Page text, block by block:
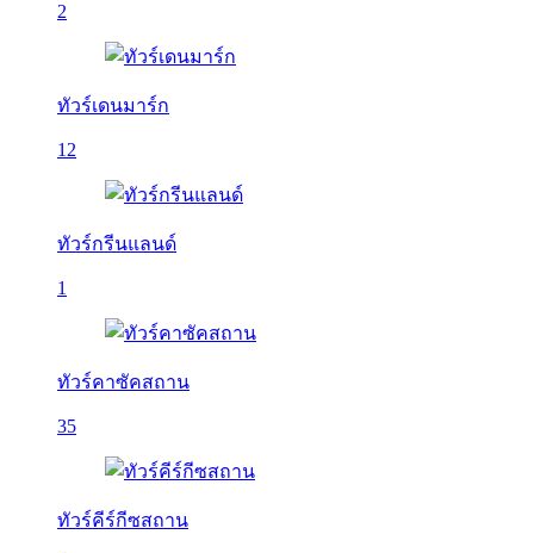
2
ทัวร์เดนมาร์ก
12
ทัวร์กรีนแลนด์
1
ทัวร์คาซัคสถาน
35
ทัวร์คีร์กีซสถาน